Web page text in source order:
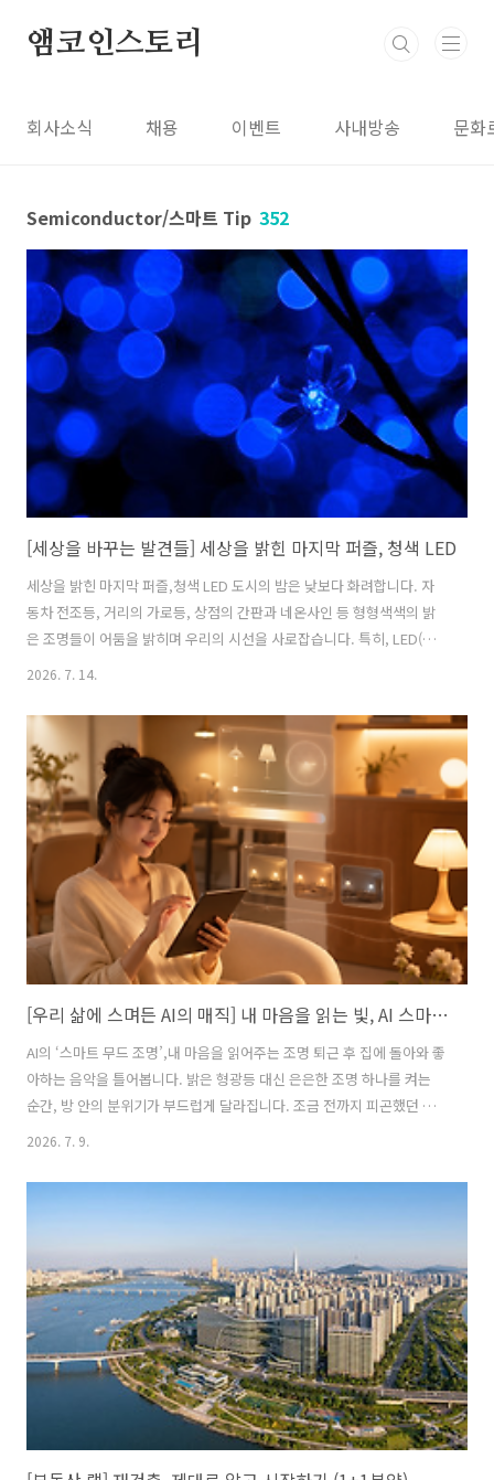
앰코인스토리
회사소식 채용 이벤트 사내방송 문화
Semiconductor/스마트 Tip 352
[세상을 바꾸는 발견들] 세상을 밝힌 마지막 퍼즐, 청색 LED
세상을 밝힌 마지막 퍼즐,청색 LED 도시의 밤은 낮보다 화려합니다. 자
동차 전조등, 거리의 가로등, 상점의 간판과 네온사인 등 형형색색의 밝
은 조명들이 어둠을 밝히며 우리의 시선을 사로잡습니다. 특히, LED(발
광다이오드)가 개발되면서 우리의 일상은 더 환해졌습니다. 기존의 형광
아 우리의 방과 거실 조명은 물론, 휴대전화, TV, 전광판, 전구, 리모컨 등
에 이르기까지 생활 곳곳에서 LED로의 교체가 이뤄졌지요. 그런데 사실
LED로의 세대교체는 불과 얼마되지 않은 일입니다. 화합물 반도체인
LED의 역사는 약 100년을 거슬러 올라가는데, 약 100여 년 전 고체상의
재료에서 빛이 방출되는 현상을 우연히 발견한 영국의 라디오 엔지니어..
2026. 7. 14.
[우리 삶에 스며든 AI의 매직] 내 마음을 읽는 빛, AI 스마트 조명이 바꾸는 일상의 표정
AI의 ‘스마트 무드 조명’,내 마음을 읽어주는 조명 퇴근 후 집에 돌아와 좋
아하는 음악을 틀어봅니다. 밝은 형광등 대신 은은한 조명 하나를 켜는
순간, 방 안의 분위기가 부드럽게 달라집니다. 조금 전까지 피곤했던 마
음도 천천히 풀리고, 익숙한 내 방이 작은 카페처럼 느껴지기도 하지요.
세히 보면 조명의 힘이 큽니다. 침대 옆 작은 스탠드, 벽을 따라 흐르는 간
나만의 분위기AI 스마트 조명은 단순히 불을 켜고 끄는 조명이 아닙니다.
내 공간과 생활 패턴을 살펴보고, 그 순간에 어울리는 빛을 ..
2026. 7. 9.